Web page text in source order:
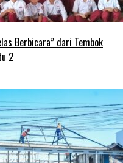
Berbicara” dari Tembok
2